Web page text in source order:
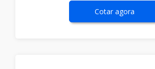
Cotar agora